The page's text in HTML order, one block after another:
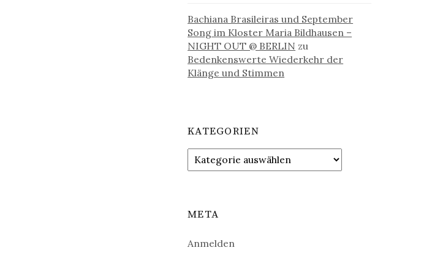
Bachiana Brasileiras und September
Song im Kloster Maria Bildhausen –
NIGHT OUT @ BERLIN zu
Bedenkenswerte Wiederkehr der
Klänge und Stimmen
KATEGORIEN
Kategorien
META
Anmelden